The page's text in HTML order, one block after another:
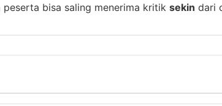
bisa saling menerima kritik sekin dari